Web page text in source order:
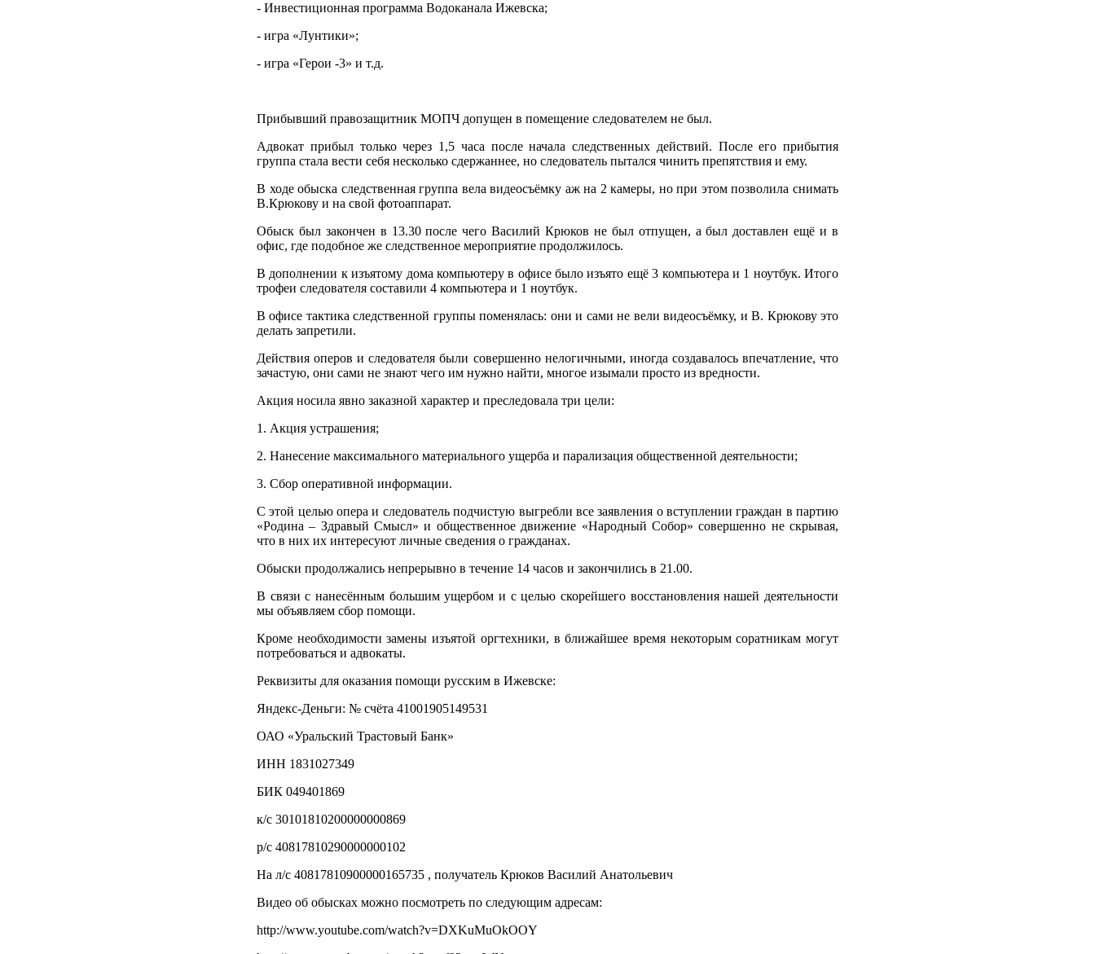
- Инвестиционная программа Водоканала Ижевска;
- игра «Лунтики»;
- игра «Герои -3» и т.д.
Прибывший правозащитник МОПЧ допущен в помещение следователем не был.
Адвокат прибыл только через 1,5 часа после начала следственных действий. После его прибытия
группа стала вести себя несколько сдержаннее, но следователь пытался чинить препятствия и ему.
В ходе обыска следственная группа вела видеосъёмку аж на 2 камеры, но при этом позволила снимать
В.Крюкову и на свой фотоаппарат.
Обыск был закончен в 13.30 после чего Василий Крюков не был отпущен, а был доставлен ещё и в
офис, где подобное же следственное мероприятие продолжилось.
В дополнении к изъятому дома компьютеру в офисе было изъято ещё 3 компьютера и 1 ноутбук. Итого
трофеи следователя составили 4 компьютера и 1 ноутбук.
В офисе тактика следственной группы поменялась: они и сами не вели видеосъёмку, и В. Крюкову это
делать запретили.
Действия оперов и следователя были совершенно нелогичными, иногда создавалось впечатление, что
зачастую, они сами не знают чего им нужно найти, многое изымали просто из вредности.
Акция носила явно заказной характер и преследовала три цели:
1. Акция устрашения;
2. Нанесение максимального материального ущерба и парализация общественной деятельности;
3. Сбор оперативной информации.
С этой целью опера и следователь подчистую выгребли все заявления о вступлении граждан в партию
«Родина – Здравый Смысл» и общественное движение «Народный Собор» совершенно не скрывая,
что в них их интересуют личные сведения о гражданах.
Обыски продолжались непрерывно в течение 14 часов и закончились в 21.00.
В связи с нанесённым большим ущербом и с целью скорейшего восстановления нашей деятельности
мы объявляем сбор помощи.
Кроме необходимости замены изъятой оргтехники, в ближайшее время некоторым соратникам могут
потребоваться и адвокаты.
Реквизиты для оказания помощи русским в Ижевске:
Яндекс-Деньги: № счёта 41001905149531
ОАО «Уральский Трастовый Банк»
ИНН 1831027349
БИК 049401869
к/с 30101810200000000869
р/с 40817810290000000102
На л/с 40817810900000165735 , получатель Крюков Василий Анатольевич
Видео об обысках можно посмотреть по следующим адресам:
http://www.youtube.com/watch?v=DXKuMuOkOOY